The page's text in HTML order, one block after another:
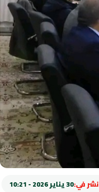
نشر في:30 يناير 2026 - 10:21